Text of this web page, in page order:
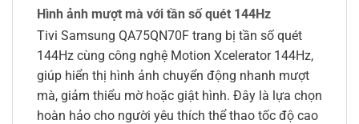
Hình ảnh mượt mà với tần số quét 144Hz
Tivi Samsung QA75QN70F trang bị tần số quét
144Hz cùng công nghệ Motion Xcelerator 144Hz,
giúp hiển thị hình ảnh chuyển động nhanh mượt
mà, giảm thiểu mờ hoặc giật hình. Đây là lựa chọn
hoàn hảo cho người yêu thích thể thao tốc độ cao